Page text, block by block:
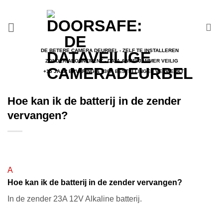
inhoud
DE BETERE CAMERA DEURBEL - ZELF TE INSTALLEREN
ZONDER ABONNEMENT - DATA & WIFI JAMMER VEILIG
+15 JAAR ERVARING & +30K BESTELLINGEN VERWERKT
Hoe kan ik de batterij in de zender
vervangen?
A
Hoe kan ik de batterij in de zender vervangen?
In de zender 23A 12V Alkaline batterij.